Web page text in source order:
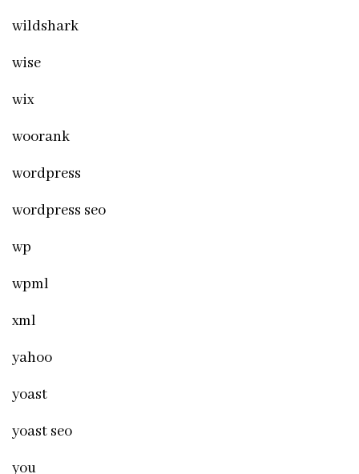
wildshark
wise
wix
woorank
wordpress
wordpress seo
wp
wpml
xml
yahoo
yoast
yoast seo
you